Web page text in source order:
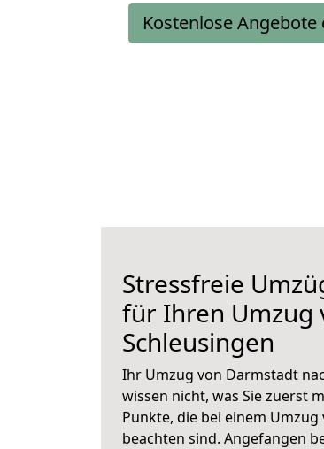
Kostenlose Angebote
Stressfreie
für Ihren Umzug
Schleusingen
Ihr Umzug von Darmstadt
wissen nicht, was Sie zuerst
Punkte, die bei einem
beachten sind. Angefangen